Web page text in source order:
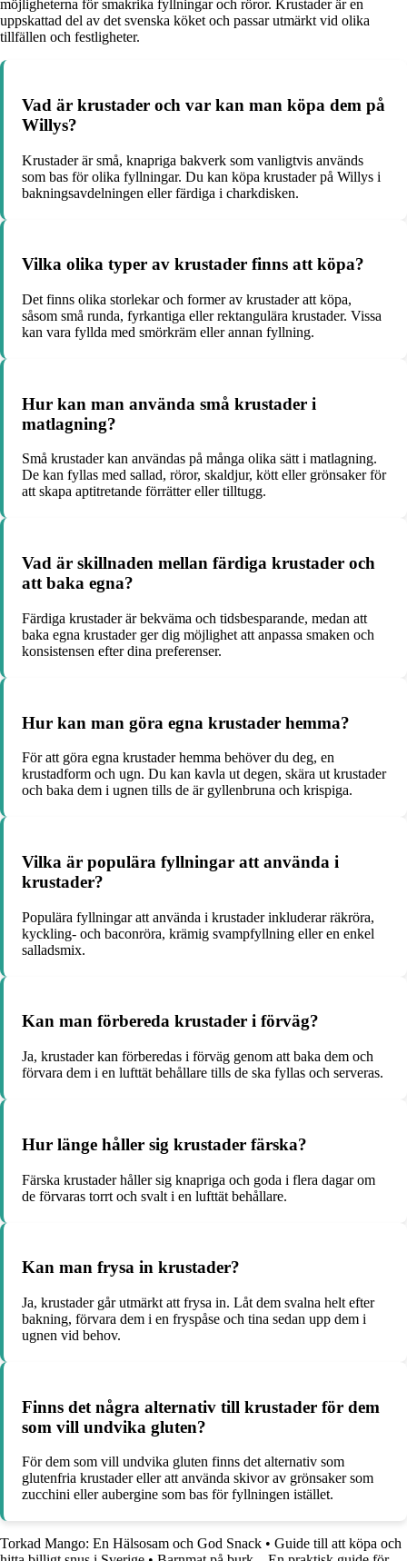
möjligheterna för smakrika fyllningar och röror. Krustader är en
uppskattad del av det svenska köket och passar utmärkt vid olika
tillfällen och festligheter.
Vad är krustader och var kan man köpa dem på
Willys?
Krustader är små, knapriga bakverk som vanligtvis används
som bas för olika fyllningar. Du kan köpa krustader på Willys i
bakningsavdelningen eller färdiga i charkdisken.
Vilka olika typer av krustader finns att köpa?
Det finns olika storlekar och former av krustader att köpa,
såsom små runda, fyrkantiga eller rektangulära krustader. Vissa
kan vara fyllda med smörkräm eller annan fyllning.
Hur kan man använda små krustader i
matlagning?
Små krustader kan användas på många olika sätt i matlagning.
De kan fyllas med sallad, röror, skaldjur, kött eller grönsaker för
att skapa aptitretande förrätter eller tilltugg.
Vad är skillnaden mellan färdiga krustader och
att baka egna?
Färdiga krustader är bekväma och tidsbesparande, medan att
baka egna krustader ger dig möjlighet att anpassa smaken och
konsistensen efter dina preferenser.
Hur kan man göra egna krustader hemma?
För att göra egna krustader hemma behöver du deg, en
krustadform och ugn. Du kan kavla ut degen, skära ut krustader
och baka dem i ugnen tills de är gyllenbruna och krispiga.
Vilka är populära fyllningar att använda i
krustader?
Populära fyllningar att använda i krustader inkluderar räkröra,
kyckling- och baconröra, krämig svampfyllning eller en enkel
salladsmix.
Kan man förbereda krustader i förväg?
Ja, krustader kan förberedas i förväg genom att baka dem och
förvara dem i en lufttät behållare tills de ska fyllas och serveras.
Hur länge håller sig krustader färska?
Färska krustader håller sig knapriga och goda i flera dagar om
de förvaras torrt och svalt i en lufttät behållare.
Kan man frysa in krustader?
Ja, krustader går utmärkt att frysa in. Låt dem svalna helt efter
bakning, förvara dem i en fryspåse och tina sedan upp dem i
ugnen vid behov.
Finns det några alternativ till krustader för dem
som vill undvika gluten?
För dem som vill undvika gluten finns det alternativ som
glutenfria krustader eller att använda skivor av grönsaker som
zucchini eller aubergine som bas för fyllningen istället.
Torkad Mango: En Hälsosam och God Snack • Guide till att köpa och